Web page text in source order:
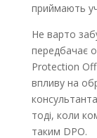
приймають
Не варто
передбачає
Protection
впливу на
тоді, коли
таким DPO.